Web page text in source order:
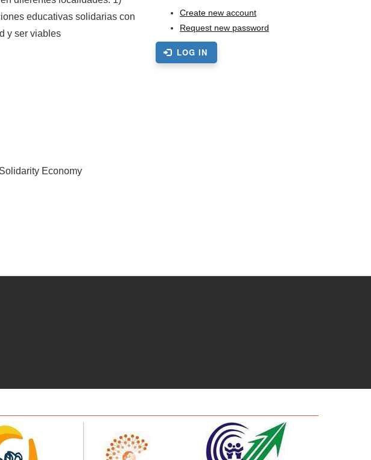
educativas solidarias con
y ser viables
Economy
Create new account
Request new password
LOG IN